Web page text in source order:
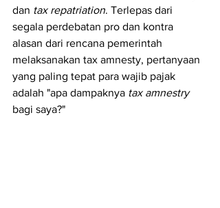
dan tax repatriation. Terlepas dari
segala perdebatan pro dan kontra
alasan dari rencana pemerintah
melaksanakan tax amnesty, pertanyaan
yang paling tepat para wajib pajak
adalah "apa dampaknya tax amnestry
bagi saya?"